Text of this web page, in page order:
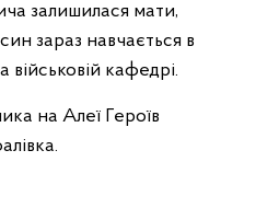
залишилася мати,
зараз навчається в
військовій кафедрі.
на Алеї Героїв